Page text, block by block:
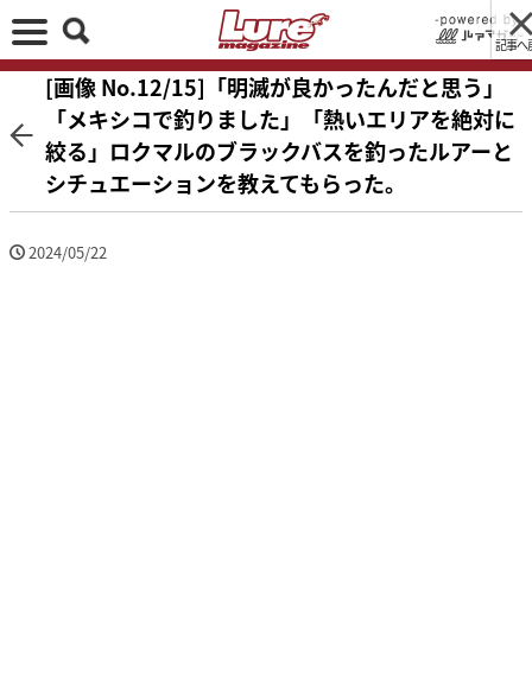
記事へ
[画像 No.12/15]「明滅が良かったんだと思う」
「メキシコで釣りました」「熱いエリアを絶対に
絞る」ロクマルのブラックバスを釣ったルアーと
シチュエーションを教えてもらった。
2024/05/22